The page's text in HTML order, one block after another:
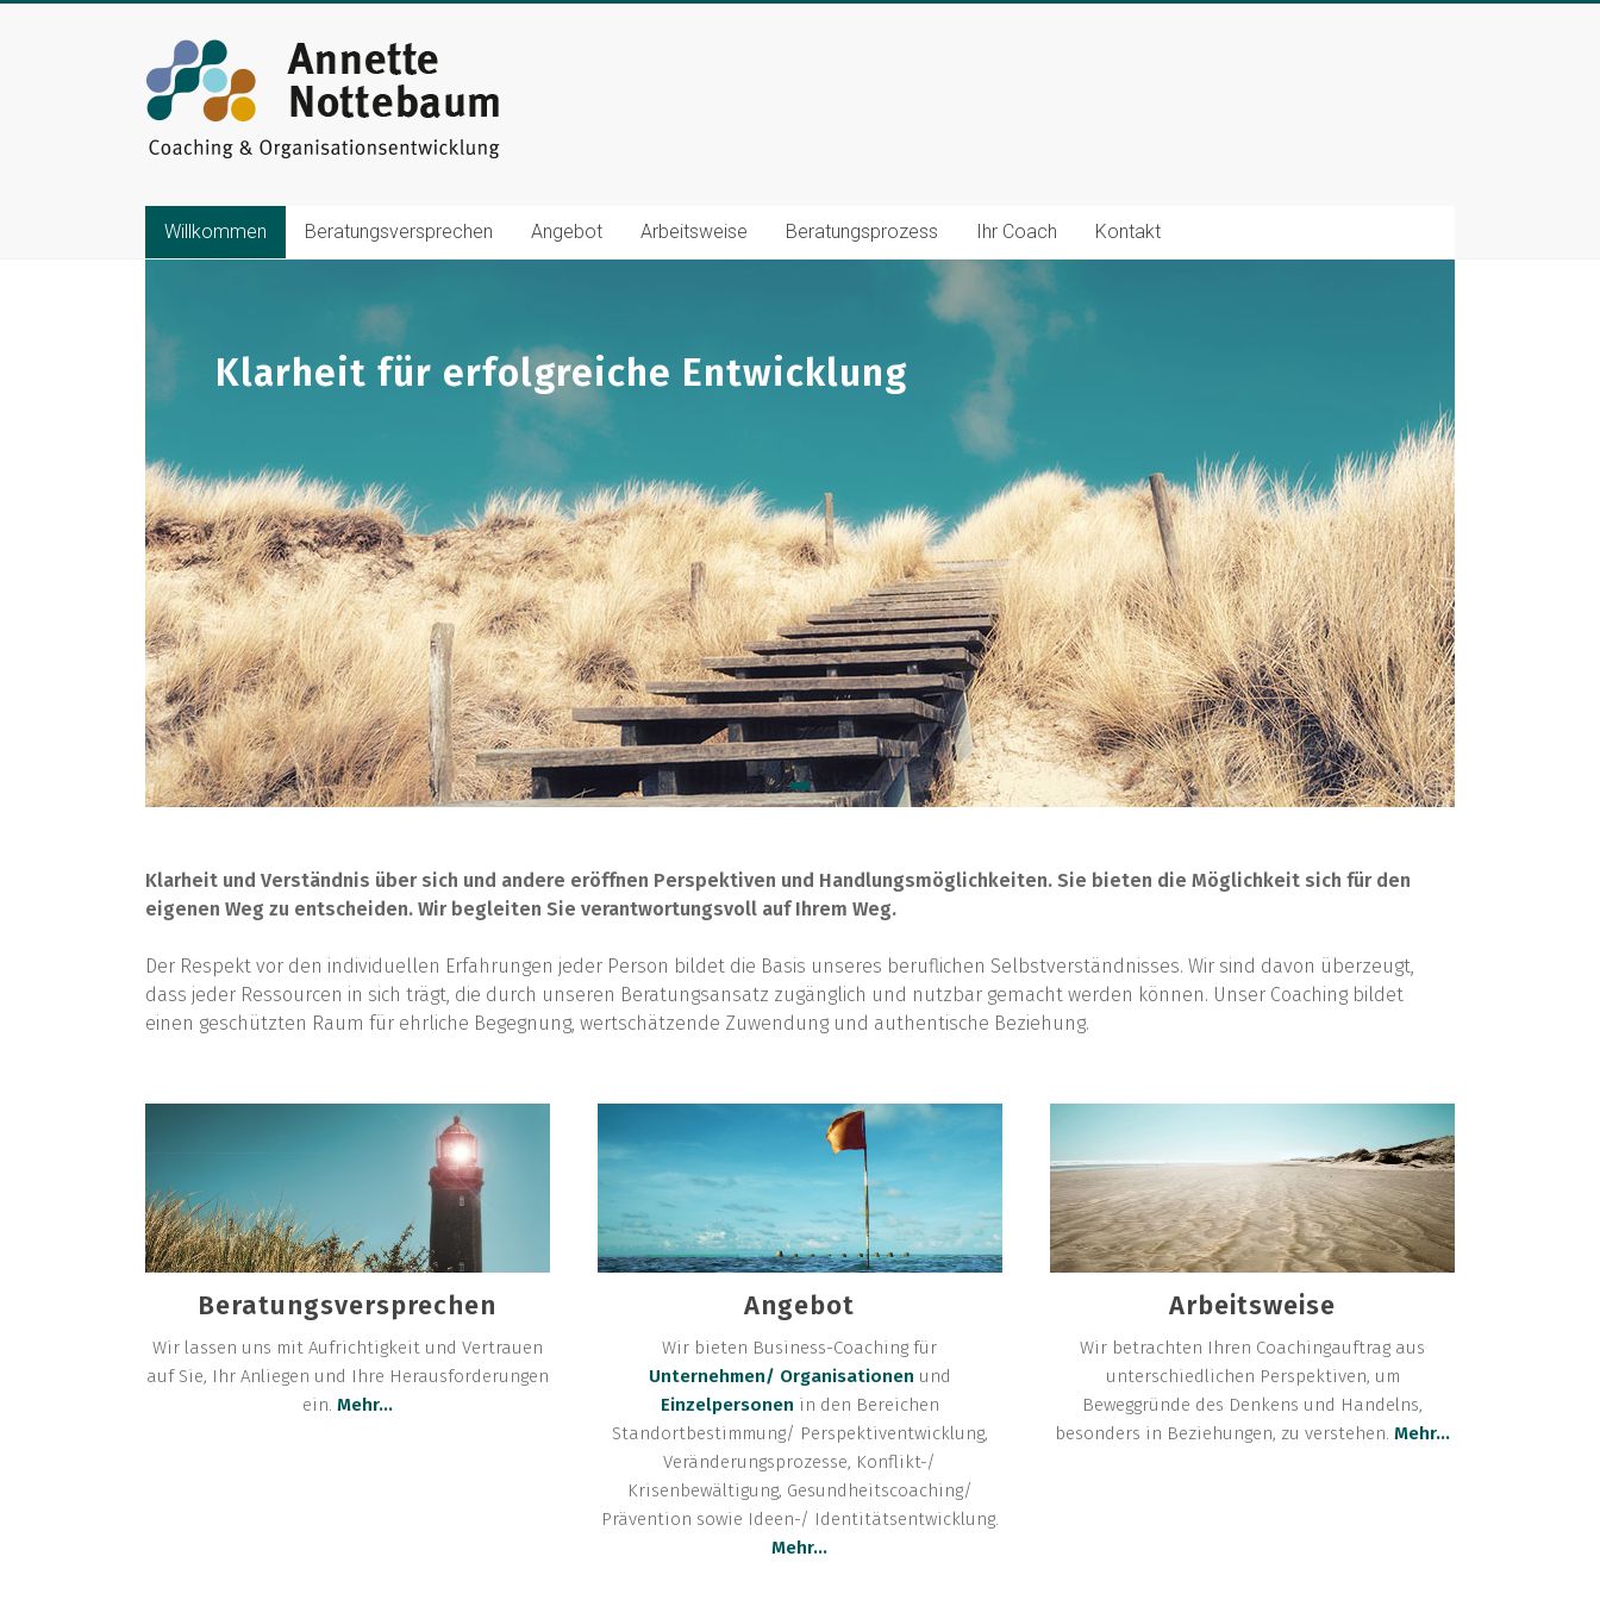
Annette
Nottebaum
Coaching
&
Organisationsentwicklung
Coaching
Organisationsentwicklung
und
Köln
Willkommen Beratungsversprechen Angebot Arbeitsweise Beratungsprozess Ihr Coach Kontakt
Klarheit für erfolgreiche Entwicklung
Klarheit und Verständnis über sich und andere eröffnen Perspektiven und Handlungsmöglichkeiten. Sie bieten die Möglichkeit sich für den
eigenen Weg zu entscheiden. Wir begleiten Sie verantwortungsvoll auf Ihrem Weg.
Der Respekt vor den individuellen Erfahrungen jeder Person bildet die Basis unseres beruflichen Selbstverständnisses. Wir sind davon überzeugt,
dass jeder Ressourcen in sich trägt, die durch unseren Beratungsansatz zugänglich und nutzbar gemacht werden können. Unser Coaching bildet
einen geschützten Raum für ehrliche Begegnung, wertschätzende Zuwendung und authentische Beziehung.
Beratungsversprechen
Wir lassen uns mit Aufrichtigkeit und Vertrauen
auf Sie, Ihr Anliegen und Ihre Herausforderungen
ein. Mehr...
Angebot
Wir bieten Business-Coaching für
Unternehmen/ Organisationen und
Einzelpersonen in den Bereichen
Standortbestimmung/ Perspektiventwicklung,
Veränderungsprozesse, Konflikt-/
Krisenbewältigung, Gesundheitscoaching/
Prävention sowie Ideen-/ Identitätsentwicklung.
Mehr...
Arbeitsweise
Wir betrachten Ihren Coachingauftrag aus
unterschiedlichen Perspektiven, um
Beweggründe des Denkens und Handelns,
besonders in Beziehungen, zu verstehen. Mehr...